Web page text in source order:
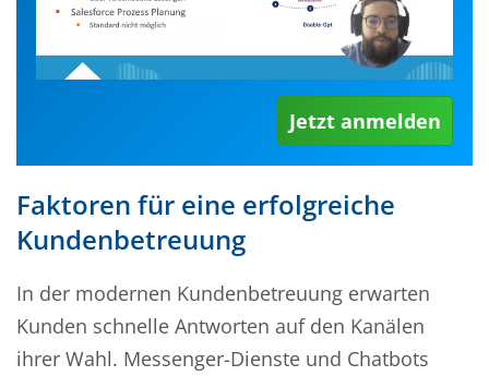
Jetzt anmelden
Faktoren für eine erfolgreiche
Kundenbetreuung
In der modernen Kundenbetreuung erwarten
Kunden schnelle Antworten auf den Kanälen
ihrer Wahl. Messenger-Dienste und Chatbots